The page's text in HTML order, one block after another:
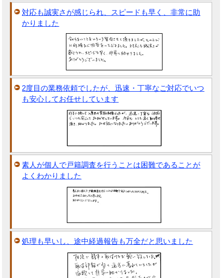
対応も誠実さが感じられ、スピードも早く、非常に助
かりました
2度目の業務依頼でしたが、迅速・丁寧なご対応でいつ
も安心してお任せしています
素人が個人で戸籍調査を行うことは困難であることが
よくわかりました
処理も早いし、途中経過報告も万全だと思いました